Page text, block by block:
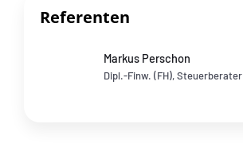
Referenten
Markus Perschon
Dipl.-Finw. (FH), Steuerberater